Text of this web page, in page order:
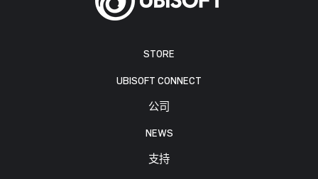
STORE
UBISOFT CONNECT
公司
NEWS
支持